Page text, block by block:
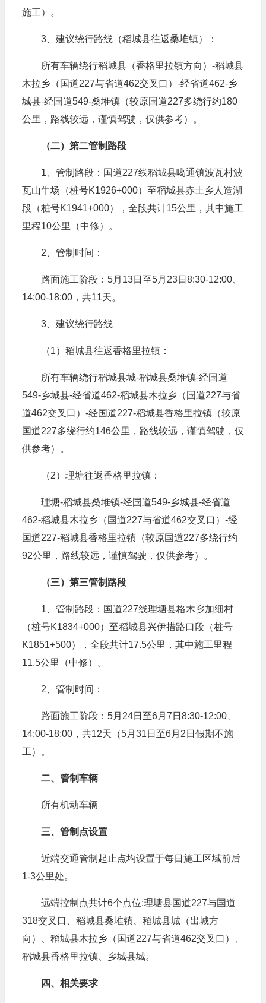
施工）。
3、建议绕行路线（稻城县往返桑堆镇）：
所有车辆绕行稻城县（香格里拉镇方向）-稻城县
木拉乡（国道227与省道462交叉口）-经省道462-乡
城县-经国道549-桑堆镇（较原国道227多绕行约180
公里，路线较远，谨慎驾驶，仅供参考）。
（二）第二管制路段
1、管制路段：国道227线稻城县噶通镇波瓦村波
瓦山牛场（桩号K1926+000）至稻城县赤土乡人造湖
段（桩号K1941+000），全段共计15公里，其中施工
里程10公里（中修）。
2、管制时间：
路面施工阶段：5月13日至5月23日8:30-12:00、
14:00-18:00，共11天。
3、建议绕行路线
（1）稻城县往返香格里拉镇：
所有车辆绕行稻城县城-稻城县桑堆镇-经国道
549-乡城县-经省道462-稻城县木拉乡（国道227与省
道462交叉口）-经国道227-稻城县香格里拉镇（较原
国道227多绕行约146公里，路线较远，谨慎驾驶，仅
供参考）。
（2）理塘往返香格里拉镇：
理塘-稻城县桑堆镇-经国道549-乡城县-经省道
462-稻城县木拉乡（国道227与省道462交叉口）-经
国道227-稻城县香格里拉镇（较原国道227多绕行约
92公里，路线较远，谨慎驾驶，仅供参考）。
（三）第三管制路段
1、管制路段：国道227线理塘县格木乡加细村
（桩号K1834+000）至稻城县兴伊措路口段（桩号
K1851+500），全段共计17.5公里，其中施工里程
11.5公里（中修）。
2、管制时间：
路面施工阶段：5月24日至6月7日8:30-12:00、
14:00-18:00，共12天（5月31日至6月2日假期不施
工）。
二、管制车辆
所有机动车辆
三、管制点设置
近端交通管制起止点均设置于每日施工区域前后
1-3公里处。
远端控制点共计6个点位:理塘县国道227与国道
318交叉口、稻城县桑堆镇、稻城县城（出城方
向）、稻城县木拉乡（国道227与省道462交叉口）、
稻城县香格里拉镇、乡城县城。
四、相关要求